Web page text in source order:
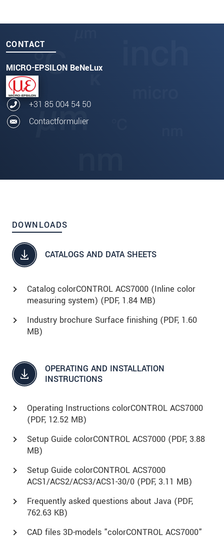
CONTACT
MICRO-EPSILON BeNeLux
+31 85 004 54 50
Contactformulier
DOWNLOADS
CATALOGS AND DATA SHEETS
Catalog colorCONTROL ACS7000 (Inline color
measuring system) (PDF, 1.84 MB)
Industry brochure Surface finishing (PDF, 1.60
MB)
OPERATING AND INSTALLATION
INSTRUCTIONS
Operating Instructions colorCONTROL ACS7000
(PDF, 12.52 MB)
Setup Guide colorCONTROL ACS7000 (PDF, 3.88
MB)
Setup Guide colorCONTROL ACS7000
ACS1/ACS2/ACS3/ACS1-30/0 (PDF, 3.11 MB)
Frequently asked questions about Java (PDF,
762.63 KB)
CAD files 3D-models "colorCONTROL ACS7000"